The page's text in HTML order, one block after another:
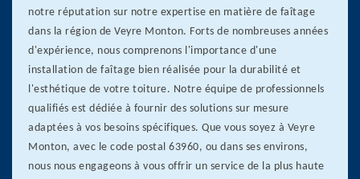
notre réputation sur notre expertise en matière de faîtage
dans la région de Veyre Monton. Forts de nombreuses années
d'expérience, nous comprenons l'importance d'une
installation de faîtage bien réalisée pour la durabilité et
l'esthétique de votre toiture. Notre équipe de professionnels
qualifiés est dédiée à fournir des solutions sur mesure
adaptées à vos besoins spécifiques. Que vous soyez à Veyre
Monton, avec le code postal 63960, ou dans ses environs,
nous nous engageons à vous offrir un service de la plus haute